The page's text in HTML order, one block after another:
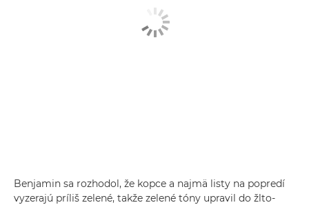
Benjamin sa rozhodol, že kopce a najmä listy na popredí
vyzerajú príliš zelené, takže zelené tóny upravil do žlto-